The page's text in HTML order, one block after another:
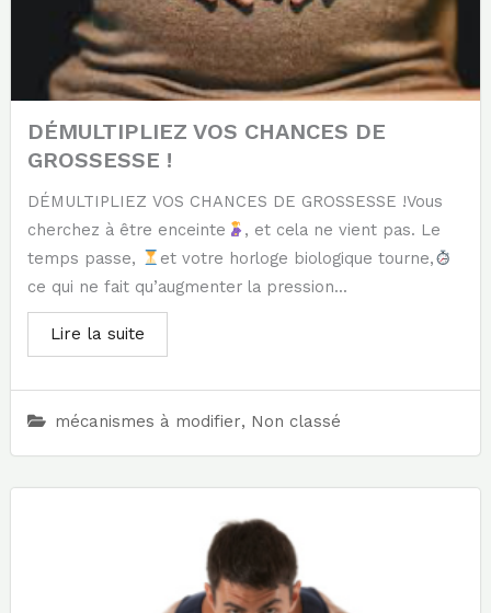
DÉMULTIPLIEZ VOS CHANCES DE
GROSSESSE !
mécanismes à modifier, Non classé
DÉMULTIPLIEZ VOS CHANCES DE GROSSESSE !Vous
cherchez à être enceinte
, et cela ne vient pas. Le
temps passe,
et votre horloge biologique tourne,
ce qui ne fait qu’augmenter la pression...
Lire la suite